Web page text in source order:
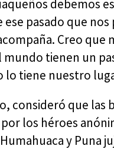
debemos
pasado que nos
Creo que
mundo tienen un
lo tiene nuestro
consideró que las
los héroes
y Puna